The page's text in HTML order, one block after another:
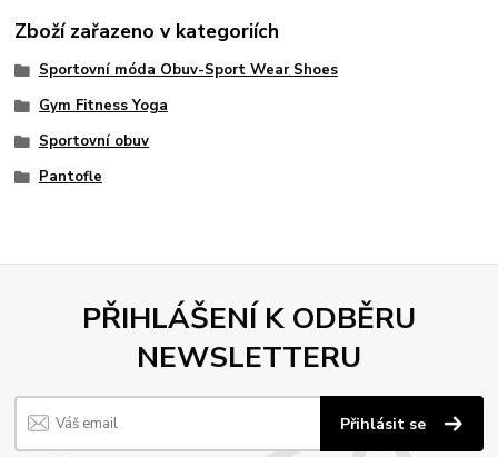
Zboží zařazeno v kategoriích
Sportovní móda Obuv-Sport Wear Shoes
Gym Fitness Yoga
Sportovní obuv
Pantofle
PŘIHLÁŠENÍ K ODBĚRU
NEWSLETTERU
Přihlásit se